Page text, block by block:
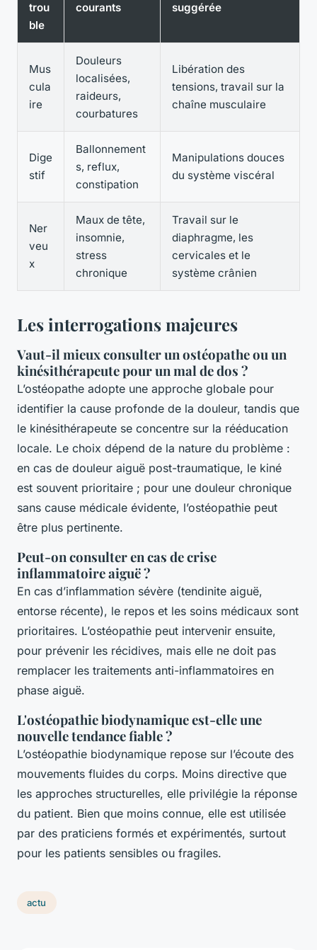
trou
ble
courants
suggérée
Mus
cula
ire
Douleurs
localisées,
raideurs,
courbatures
Libération des
tensions, travail sur la
chaîne musculaire
Dige
stif
Ballonnement
s, reflux,
constipation
Manipulations douces
du système viscéral
Ner
veu
x
Maux de tête,
insomnie,
stress
chronique
Travail sur le
diaphragme, les
cervicales et le
système crânien
Les interrogations majeures
Vaut-il mieux consulter un ostéopathe ou un
kinésithérapeute pour un mal de dos ?
L’ostéopathe adopte une approche globale pour
identifier la cause profonde de la douleur, tandis que
le kinésithérapeute se concentre sur la rééducation
locale. Le choix dépend de la nature du problème :
en cas de douleur aiguë post-traumatique, le kiné
est souvent prioritaire ; pour une douleur chronique
sans cause médicale évidente, l’ostéopathie peut
être plus pertinente.
Peut-on consulter en cas de crise
inflammatoire aiguë ?
En cas d’inflammation sévère (tendinite aiguë,
entorse récente), le repos et les soins médicaux sont
prioritaires. L’ostéopathie peut intervenir ensuite,
pour prévenir les récidives, mais elle ne doit pas
remplacer les traitements anti-inflammatoires en
phase aiguë.
L'ostéopathie biodynamique est-elle une
nouvelle tendance fiable ?
L’ostéopathie biodynamique repose sur l’écoute des
mouvements fluides du corps. Moins directive que
les approches structurelles, elle privilégie la réponse
du patient. Bien que moins connue, elle est utilisée
par des praticiens formés et expérimentés, surtout
pour les patients sensibles ou fragiles.
actu